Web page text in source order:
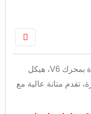
سيارة SUV قوية للطرق الوعرة مزودة بمحرك V6، هيكل
تقدم متانة عالية مع